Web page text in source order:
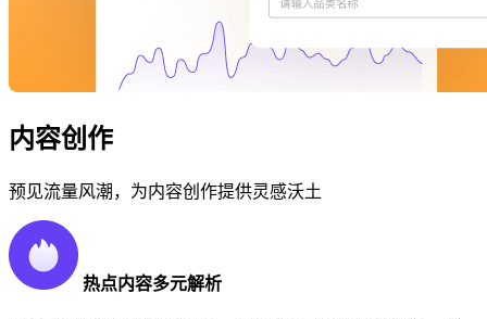
内容创作
预见流量风潮，为内容创作提供灵感沃土
热点内容多元解析